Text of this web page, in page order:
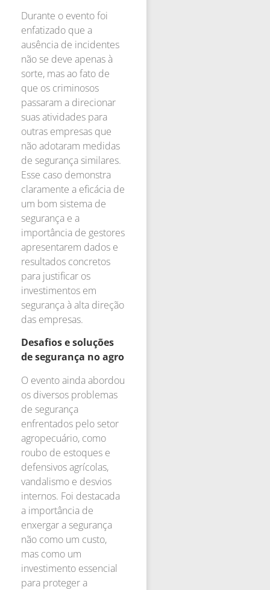
Durante o evento foi
enfatizado que a
ausência de incidentes
não se deve apenas à
sorte, mas ao fato de
que os criminosos
passaram a direcionar
suas atividades para
outras empresas que
não adotaram medidas
de segurança similares.
Esse caso demonstra
claramente a eficácia de
um bom sistema de
segurança e a
importância de gestores
apresentarem dados e
resultados concretos
para justificar os
investimentos em
segurança à alta direção
das empresas.
Desafios e soluções
de segurança no agro
O evento ainda abordou
os diversos problemas
de segurança
enfrentados pelo setor
agropecuário, como
roubo de estoques e
defensivos agrícolas,
vandalismo e desvios
internos. Foi destacada
a importância de
enxergar a segurança
não como um custo,
mas como um
investimento essencial
para proteger a